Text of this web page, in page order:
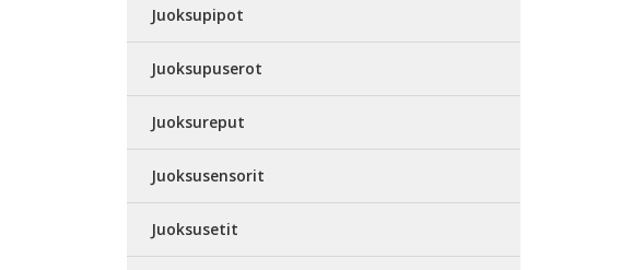
Juoksupipot
Juoksupuserot
Juoksureput
Juoksusensorit
Juoksusetit